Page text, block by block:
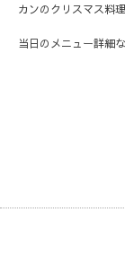
カンのクリスマス料
当日のメニュー詳細